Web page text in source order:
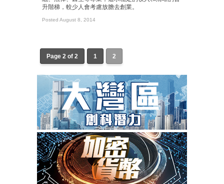
升階梯，較少人會考慮放膽去創業。
Posted August 8, 2014
Page 2 of 2 1 2